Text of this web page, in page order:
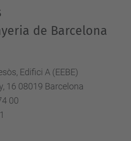
de Barcelona
Edifici A (EEBE)
16 08019 Barcelona
00